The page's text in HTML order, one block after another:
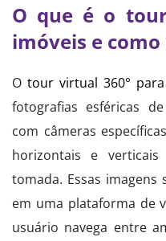
O que é o
imóveis e
O tour virtual 360°
fotografias esféricas
com câmeras
horizontais e
tomada. Essas imagens
em uma plataforma de
usuário navega entre